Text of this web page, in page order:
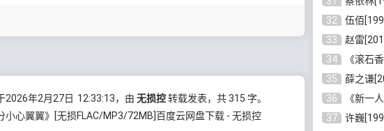
2026年2月27日 12:33:13，由 无损控转载发表，共 315 字。
小心翼翼》[无损FLAC/MP3/72MB]百度云网盘下载 - 无损控
32
伍佰[1992-2023年]
33
赵雷[2011-2024年]
34
《滚石香港黄金十
35
薛之谦[2006-2025年
36
《新一人一首成名曲
37
许巍[1997-2025年]所